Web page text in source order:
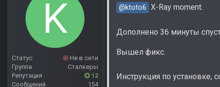
Статус
Не в сети
Группа
Сталкеры
Репутация
12
Сообщений
154
@ktoto6 X-Ray moment.
Дополнено 36 минуты
Вышел фикс.
Инструкция по установке,